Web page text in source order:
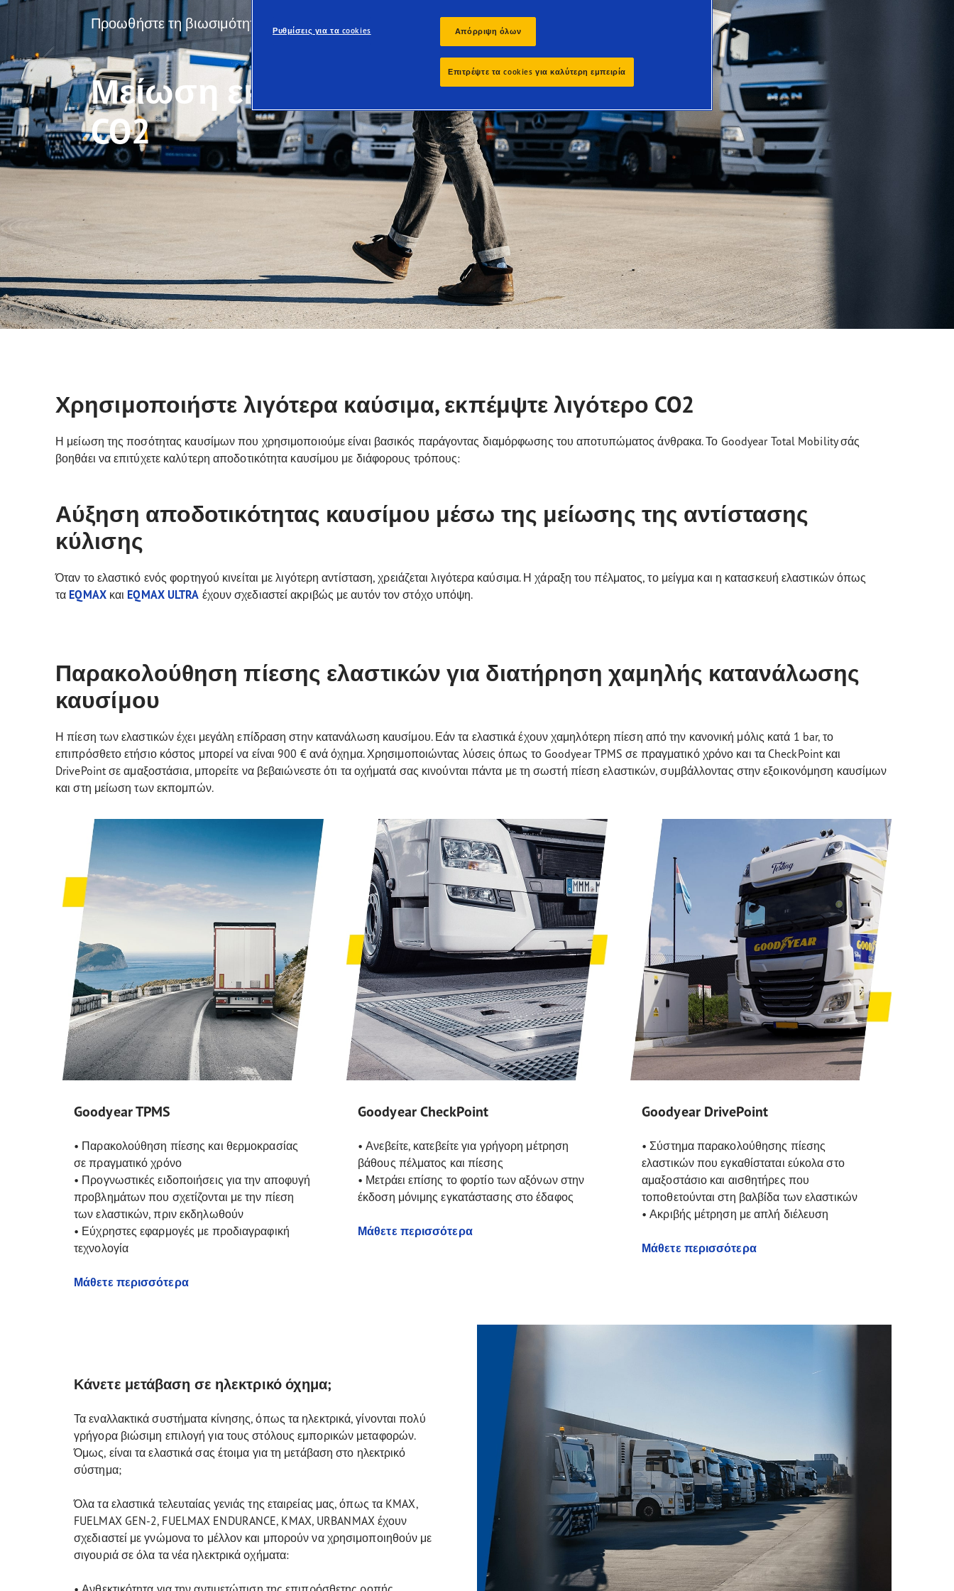
Προωθήστε τη βιωσιμότητα
Μείωση εκπομπών
CO2
Χρησιμοποιήστε λιγότερα καύσιμα, εκπέμψτε λιγότερο CO2
Η μείωση της ποσότητας καυσίμων που χρησιμοποιούμε είναι βασικός παράγοντας διαμόρφωσης του αποτυπώματος άνθρακα. Το Goodyear Total Mobility σάς
βοηθάει να επιτύχετε καλύτερη αποδοτικότητα καυσίμου με διάφορους τρόπους:
Αύξηση αποδοτικότητας καυσίμου μέσω της μείωσης της αντίστασης
κύλισης
Όταν το ελαστικό ενός φορτηγού κινείται με λιγότερη αντίσταση, χρειάζεται λιγότερα καύσιμα. Η χάραξη του πέλματος, το μείγμα και η κατασκευή ελαστικών όπως
τα EQMAXκαι EQMAX ULTRA έχουν σχεδιαστεί ακριβώς με αυτόν τον στόχο υπόψη.
Παρακολούθηση πίεσης ελαστικών για διατήρηση χαμηλής κατανάλωσης
καυσίμου
Η πίεση των ελαστικών έχει μεγάλη επίδραση στην κατανάλωση καυσίμου. Εάν τα ελαστικά έχουν χαμηλότερη πίεση από την κανονική μόλις κατά 1 bar, το
επιπρόσθετο ετήσιο κόστος μπορεί να είναι 900 € ανά όχημα. Χρησιμοποιώντας λύσεις όπως το Goodyear TPMS σε πραγματικό χρόνο και τα CheckPoint και
DrivePoint σε αμαξοστάσια, μπορείτε να βεβαιώνεστε ότι τα οχήματά σας κινούνται πάντα με τη σωστή πίεση ελαστικών, συμβάλλοντας στην εξοικονόμηση καυσίμων
και στη μείωση των εκπομπών.
Goodyear TPMS
• Παρακολούθηση πίεσης και θερμοκρασίας
σε πραγματικό χρόνο
• Προγνωστικές ειδοποιήσεις για την αποφυγή
προβλημάτων που σχετίζονται με την πίεση
των ελαστικών, πριν εκδηλωθούν
• Εύχρηστες εφαρμογές με προδιαγραφική
τεχνολογία
Μάθετε περισσότερα
Goodyear CheckPoint
• Ανεβείτε, κατεβείτε για γρήγορη μέτρηση
βάθους πέλματος και πίεσης
• Μετράει επίσης το φορτίο των αξόνων στην
έκδοση μόνιμης εγκατάστασης στο έδαφος
Μάθετε περισσότερα
Goodyear DrivePoint
• Σύστημα παρακολούθησης πίεσης
ελαστικών που εγκαθίσταται εύκολα στο
αμαξοστάσιο και αισθητήρες που
τοποθετούνται στη βαλβίδα των ελαστικών
• Ακριβής μέτρηση με απλή διέλευση
Μάθετε περισσότερα
Κάνετε μετάβαση σε ηλεκτρικό όχημα;
Τα εναλλακτικά συστήματα κίνησης, όπως τα ηλεκτρικά, γίνονται πολύ
γρήγορα βιώσιμη επιλογή για τους στόλους εμπορικών μεταφορών.
Όμως, είναι τα ελαστικά σας έτοιμα για τη μετάβαση στο ηλεκτρικό
σύστημα;
Όλα τα ελαστικά τελευταίας γενιάς της εταιρείας μας, όπως τα KMAX,
FUELMAX GEN-2, FUELMAX ENDURANCE, KMAX, URBANMAX έχουν
σχεδιαστεί με γνώμονα το μέλλον και μπορούν να χρησιμοποιηθούν με
σιγουριά σε όλα τα νέα ηλεκτρικά οχήματα:
Ρυθμίσεις για τα cookies Απόρριψη όλων
Επιτρέψτε τα cookies για καλύτερη εμπειρία